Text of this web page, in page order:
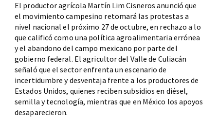
El productor agrícola Martín Lim Cisneros anunció que
el movimiento campesino retomará las protestas a
nivel nacional el próximo 27 de octubre, en rechazo a lo
que calificó como una política agroalimentaria errónea
y el abandono del campo mexicano por parte del
gobierno federal. El agricultor del Valle de Culiacán
señaló que el sector enfrenta un escenario de
incertidumbre y desventaja frente a los productores de
Estados Unidos, quienes reciben subsidios en diésel,
semilla y tecnología, mientras que en México los apoyos
desaparecieron.